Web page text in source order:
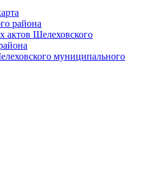
района
актов Шелеховского
муниципального